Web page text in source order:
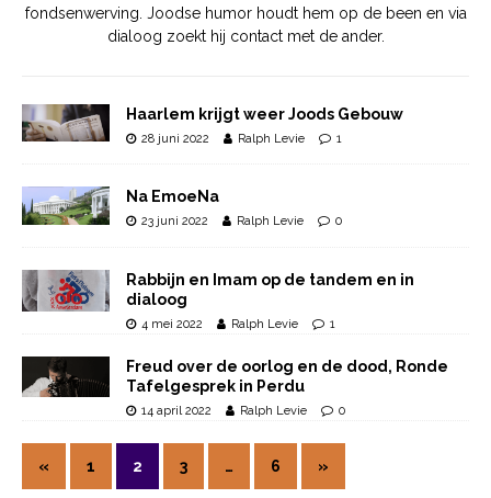
fondsenwerving. Joodse humor houdt hem op de been en via
dialoog zoekt hij contact met de ander.
Haarlem krijgt weer Joods Gebouw
28 juni 2022 Ralph Levie 1
Na EmoeNa
23 juni 2022 Ralph Levie 0
Rabbijn en Imam op de tandem en in
dialoog
4 mei 2022 Ralph Levie 1
Freud over de oorlog en de dood, Ronde
Tafelgesprek in Perdu
14 april 2022 Ralph Levie 0
« 1 2 3 … 6 »